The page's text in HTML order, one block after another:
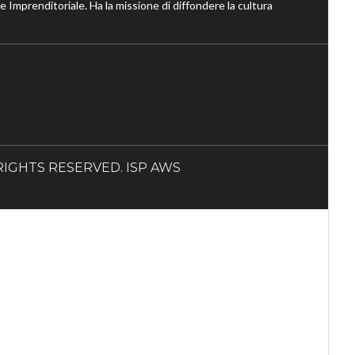
Ha la missione di diffondere la cultura
RESERVED. ISP AWS